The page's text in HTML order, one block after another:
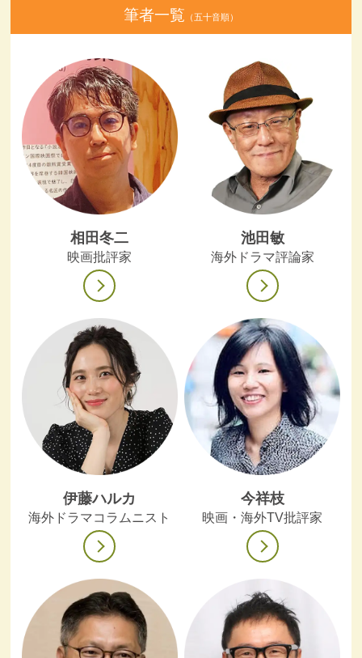
筆者一覧 （五十音順）
相田冬二
映画批評家
池田敏
海外ドラマ評論家
伊藤ハルカ
海外ドラマコラムニスト
今祥枝
映画・海外TV批評家